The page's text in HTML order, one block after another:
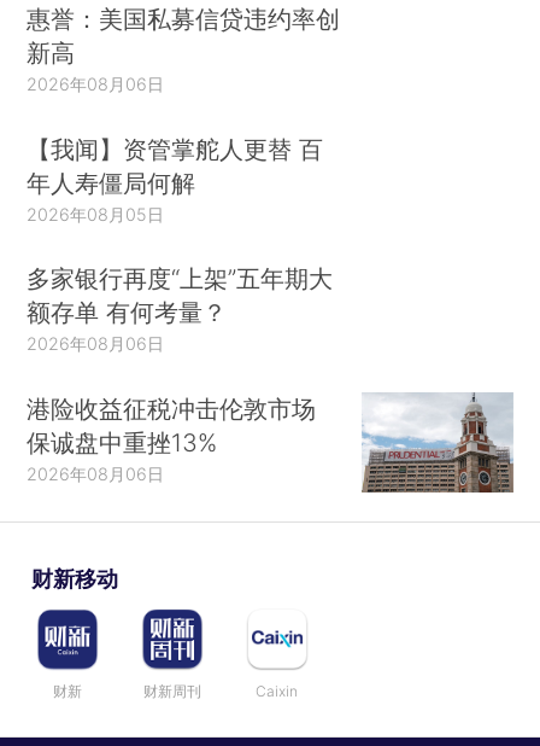
惠誉：美国私募信贷违约率创
新高
2026年08月06日
【我闻】资管掌舵人更替 百
年人寿僵局何解
2026年08月05日
多家银行再度“上架”五年期大
额存单 有何考量？
2026年08月06日
港险收益征税冲击伦敦市场
保诚盘中重挫13%
2026年08月06日
财新移动
财新 财新周刊 Caixin